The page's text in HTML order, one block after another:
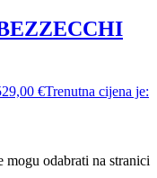
€Trenutna cijena je:
odabrati na stranici